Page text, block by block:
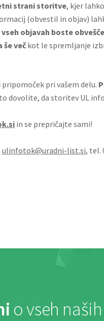
strani storitve, kjer
(obvestil in objav)
vseh objavah boste
še več kot le spremljanje
pri vašem delu.
dovolite, da storitev UL
in se prepričajte sami!
ulinfotok@uradni-list.si, tel.
o vseh